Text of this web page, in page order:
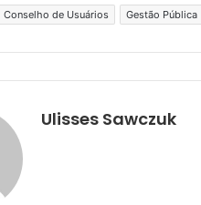
Conselho de Usuários Gestão Pública
Ulisses Sawczuk